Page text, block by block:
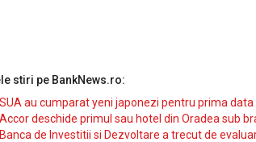
stiri pe BankNews.ro:
SUA au cumparat yeni japonezi pentru prima
Accor deschide primul sau hotel din Oradea sub
Banca de Investitii si Dezvoltare a trecut de